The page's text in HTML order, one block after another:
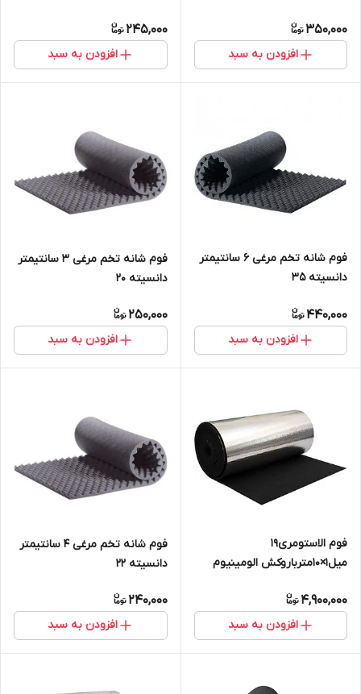
350,000
افزودن به سبد
245,000
افزودن به سبد
فوم شانه تخم مرغی 6 سانتیمتر
دانسیته 35
440,000
افزودن به سبد
فوم شانه تخم مرغی ۳ سانتیمتر
دانسیته 20
250,000
افزودن به سبد
فوم الاستومری19
میل1×10مترباروکش الومینیوم
4,900,000
افزودن به سبد
فوم شانه تخم مرغی 4 سانتیمتر
دانسیته 22
240,000
افزودن به سبد